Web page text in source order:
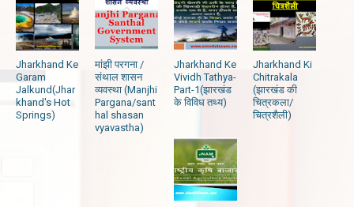
Jharkhand Ke
Garam
Jalkund(Jhar
khand's Hot
Springs)
मांझी परगना /
संथाल शासन
व्यवस्था (Manjhi
Pargana/sant
hal shasan
vyavastha)
Jharkhand Ke
Vividh Tathya-
Part-1(झारखंड
के विविध तथ्य)
Jharkhand Ki
Chitrakala
(झारखंड की
चित्रकला/
चित्रशैली)